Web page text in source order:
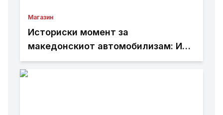
Магазин
Историски момент за
македонскиот автомобилизам: Иџе
е прв возач од Балканот што ќе